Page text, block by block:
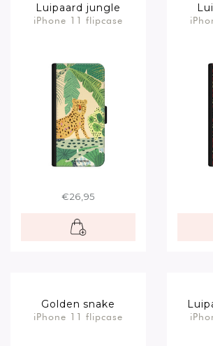
Luipaard jungle
iPhone 11 flipcase
€26,95
Golden snake
iPhone 11 flipcase